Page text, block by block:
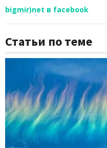
bigmir)net в facebook
Статьи по теме